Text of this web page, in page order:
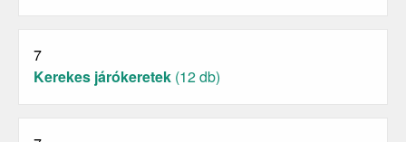
7
Kerekes járókeretek (12 db)